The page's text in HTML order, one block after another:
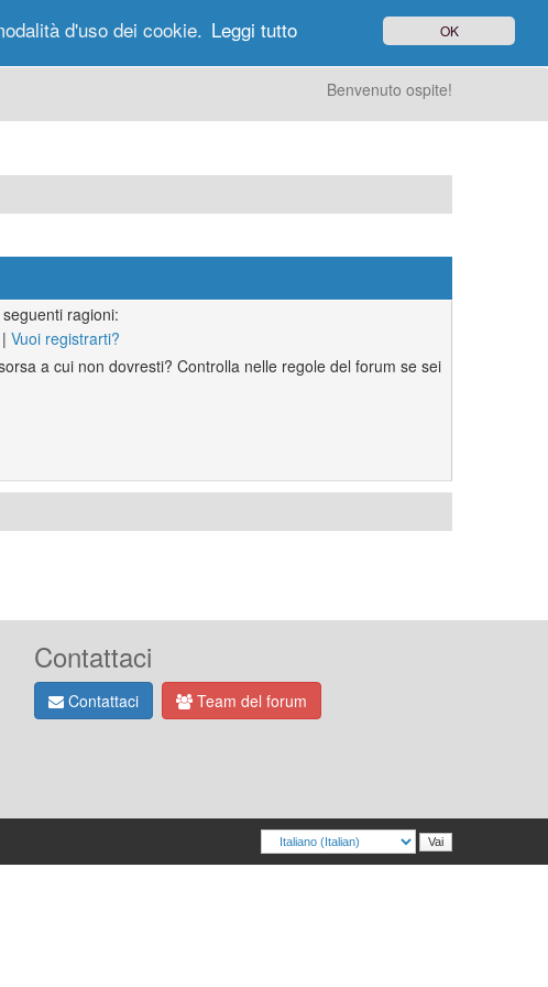
Messaggi di Oggi Ricerca Utenti
Benvenuto ospite!
ragioni:
| Vuoi registrarti?
a cui non dovresti? Controlla nelle regole del forum se sei
Contattaci
Contattaci Team del forum
d'uso dei cookie. Leggi tutto OK